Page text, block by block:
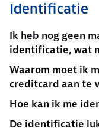
Identificatie
Ik heb nog geen
identificatie, wat
Waarom moet ik
creditcard aan te
Hoe kan ik me
De identificatie